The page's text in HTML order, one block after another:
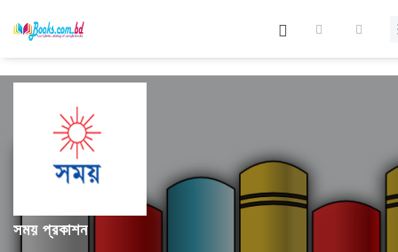
সময় প্রকাশন